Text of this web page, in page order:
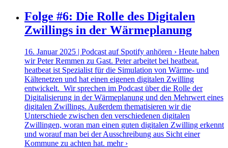
Folge #6: Die Rolle des Digitalen
Zwillings in der Wärmeplanung
16. Januar 2025 | Podcast auf Spotify anhören › Heute haben
wir Peter Remmen zu Gast. Peter arbeitet bei heatbeat.
heatbeat ist Spezialist für die Simulation von Wärme- und
Kältenetzen und hat einen eigenen digitalen Zwilling
entwickelt. Wir sprechen im Podcast über die Rolle der
Digitalisierung in der Wärmeplanung und den Mehrwert eines
digitalen Zwillings. Außerdem thematisieren wir die
Unterschiede zwischen den verschiedenen digitalen
Zwillingen, woran man einen guten digitalen Zwilling erkennt
und worauf man bei der Ausschreibung aus Sicht einer
Kommune zu achten hat. mehr ›